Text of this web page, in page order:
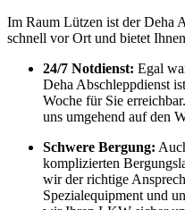
Im Raum Lützen ist der Deha
schnell vor Ort und bietet
24/7 Notdienst: Egal
Deha Abschleppdienst
Woche für Sie
uns umgehend auf den
Schwere Bergung:
komplizierten
wir der richtige
Spezialequipment und